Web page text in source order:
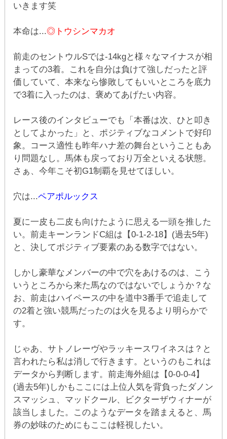
いきます笑
本命は...◎トウシンマカオ
前走のセントウルSでは-14kgと様々なマイナスが相
まっての3着。これを自分は負けて強しだったと評
価していて、本来なら惨敗してもいいところを底力
で3着に入ったのは、褒めてあげたい内容。
レース後のインタビューでも「本番は次、ひと叩き
としてよかった」と、ポジティブなコメントで好印
象。コース適性も昨年ハナ差の舞台ということもあ
り問題なし。馬体も戻っており万全といえる状態。
さぁ、今年こそ初G1制覇を見せてほしい。
穴は...ペアポルックス
夏に一皮も二皮も向けたように思える一頭を推した
い。前走キーンランドC組は【0-1-2-18】(過去5年)
と、決してポジティブ要素のある数字ではない。
しかし豪華なメンバーの中で穴をあけるのは、こう
いうところから来た馬なのではないでしょうか？な
お、前走はハイペースの中を道中3番手で追走して
の2着と強い競馬だったのは火を見るより明らかで
す。
じゃあ、サトノレーヴやラッキースワイネスは？と
言われたら私は消しで行きます。というのもこれは
データから判断します。前走海外組は【0-0-0-4】
(過去5年)しかもここには上位人気を背負ったダノン
スマッシュ、マッドクール、ビクターザウィナーが
該当しました。このようなデータを踏まえると、馬
券の妙味のためにもここは軽視したい。